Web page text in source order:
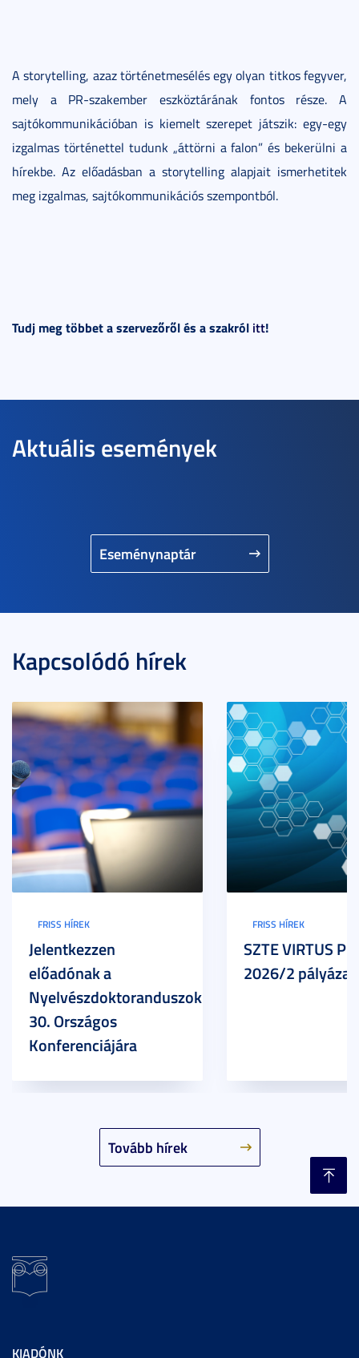
A storytelling, azaz történetmesélés egy olyan titkos fegyver,
mely a PR-szakember eszköztárának fontos része. A
sajtókommunikációban is kiemelt szerepet játszik: egy-egy
izgalmas történettel tudunk „áttörni a falon” és bekerülni a
hírekbe. Az előadásban a storytelling alapjait ismerhetitek
meg izgalmas, sajtókommunikációs szempontból.
Tudj meg többet a szervezőről és a szakról itt!
Aktuális események
Eseménynaptár
Kapcsolódó hírek
Tovább hírek
FRISS HÍREK
Jelentkezzen
előadónak a
Nyelvészdoktoranduszok
30. Országos
Konferenciájára
FRISS HÍREK
SZTE VIRTUS
2026/2
KIADÓNK